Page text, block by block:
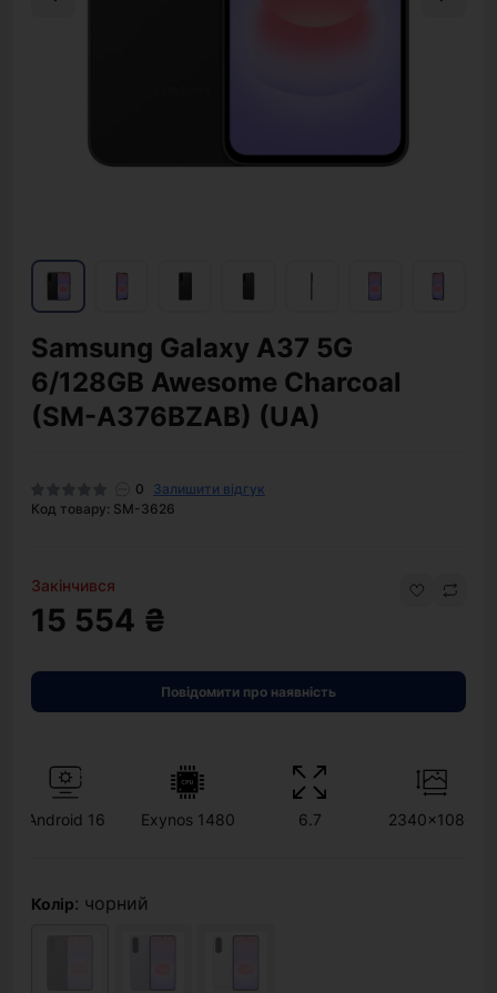
Samsung Galaxy A37 5G
6/128GB Awesome Charcoal
(SM-A376BZAB) (UA)
0
Залишити відгук
Код товару: SM-3626
Закінчився
15 554 ₴
Повідомити про наявність
Android 16 Exynos 1480 6.7 2340x1080
Колір: чорний